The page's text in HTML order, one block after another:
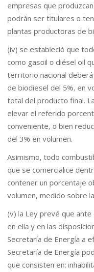
empresas que
podrán ser titulares o
plantas productoras de
(iv) se estableció que
como gasoil o diésel oil
territorio nacional
de biodiesel del 5%, en
total del producto final.
elevar el referido
conveniente, o bien
del 3% en volumen.
Asimismo, todo
que se comercialice
contener un porcentaje
volumen, medido sobre
(v) la Ley prevé que
en ella y en las
Secretaría de Energía a
Secretaría de Energía
que consisten en: